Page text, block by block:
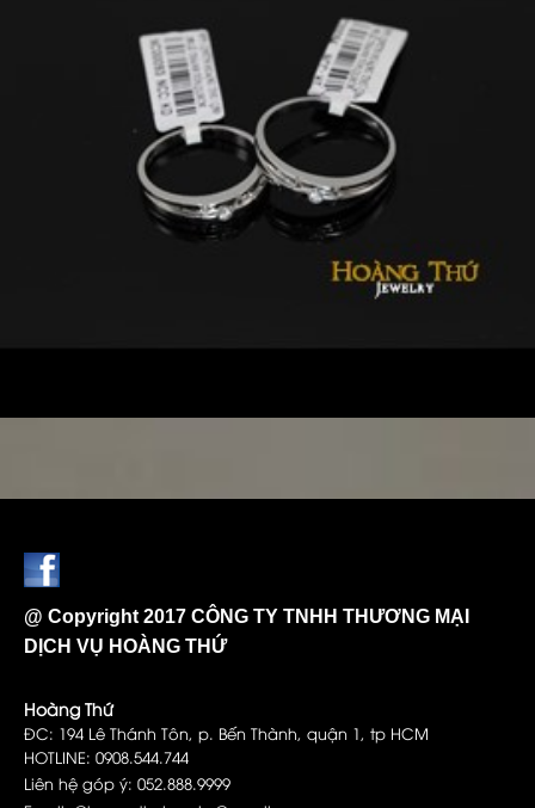
@ Copyright 2017 CÔNG TY TNHH THƯƠNG MẠI
DỊCH VỤ HOÀNG THỨ
Hoàng Thứ
ĐC: 194 Lê Thánh Tôn, p. Bến Thành, quận 1, tp HCM
HOTLINE: 0908.544.744
Liên hệ góp ý: 052.888.9999